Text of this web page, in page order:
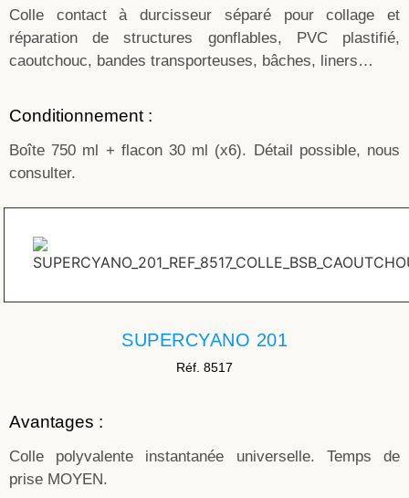
Colle contact à durcisseur séparé pour collage et
réparation de structures gonflables, PVC plastifié,
caoutchouc, bandes transporteuses, bâches, liners…
Conditionnement :
Boîte 750 ml + flacon 30 ml (x6). Détail possible, nous
consulter.
SUPERCYANO 201
Réf. 8517
Avantages :
Colle polyvalente instantanée universelle. Temps de
prise MOYEN.